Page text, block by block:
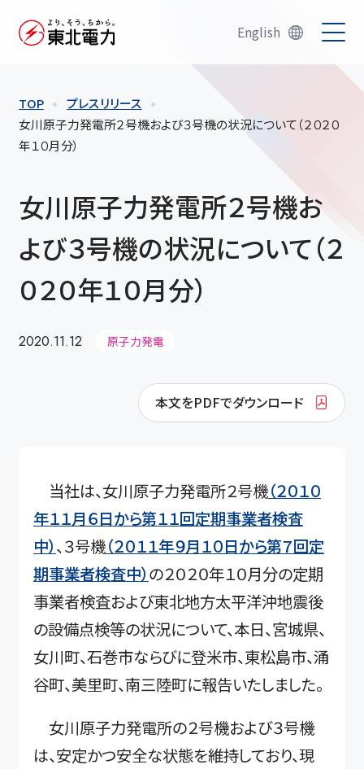
English
TOP
プレスリリース
女川原子力発電所２号機および３号機の状況について（２０２０
年１０月分）
女川原子力発電所２号機お
よび３号機の状況について（２
０２０年１０月分）
2020.11.12 原子力発電
本文をPDFでダウンロード
当社は、女川原子力発電所２号機（２０１０
年１１月６日から第１１回定期事業者検査
中）、３号機（２０１１年９月１０日から第７回定
期事業者検査中）の２０２０年１０月分の定期
事業者検査および東北地方太平洋沖地震後
の設備点検等の状況について、本日、宮城県、
女川町、石巻市ならびに登米市、東松島市、涌
谷町、美里町、南三陸町に報告いたしました。
女川原子力発電所の２号機および３号機
は、安定かつ安全な状態を維持しており、現